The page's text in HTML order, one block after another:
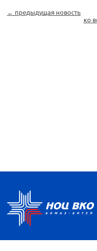
← предыдущая новость
ко